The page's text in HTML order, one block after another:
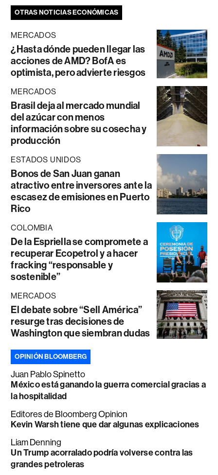
OTRAS NOTICIAS ECONÓMICAS
MERCADOS
¿Hasta dónde pueden llegar las
acciones de AMD? BofA es
optimista, pero advierte riesgos
MERCADOS
Brasil deja al mercado mundial
del azúcar con menos
información sobre su cosecha y
producción
ESTADOS UNIDOS
Bonos de San Juan ganan
atractivo entre inversores ante la
escasez de emisiones en Puerto
Rico
COLOMBIA
De la Espriella se compromete a
recuperar Ecopetrol y a hacer
fracking “responsable y
sostenible”
MERCADOS
El debate sobre “Sell América”
resurge tras decisiones de
Washington que siembran dudas
OPINIÓN BLOOMBERG
Juan Pablo Spinetto
México está ganando la guerra comercial gracias a
la hospitalidad
Editores de Bloomberg Opinion
Kevin Warsh tiene que dar algunas explicaciones
Liam Denning
Un Trump acorralado podría volverse contra las
grandes petroleras